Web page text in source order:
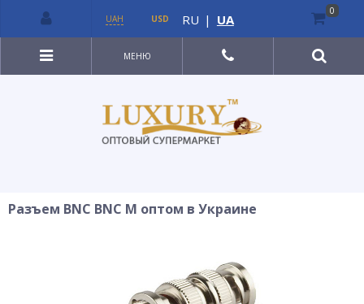
МЕНЮ
Разъем BNC BNC М оптом в Украине
UAH USD RU | UA
0